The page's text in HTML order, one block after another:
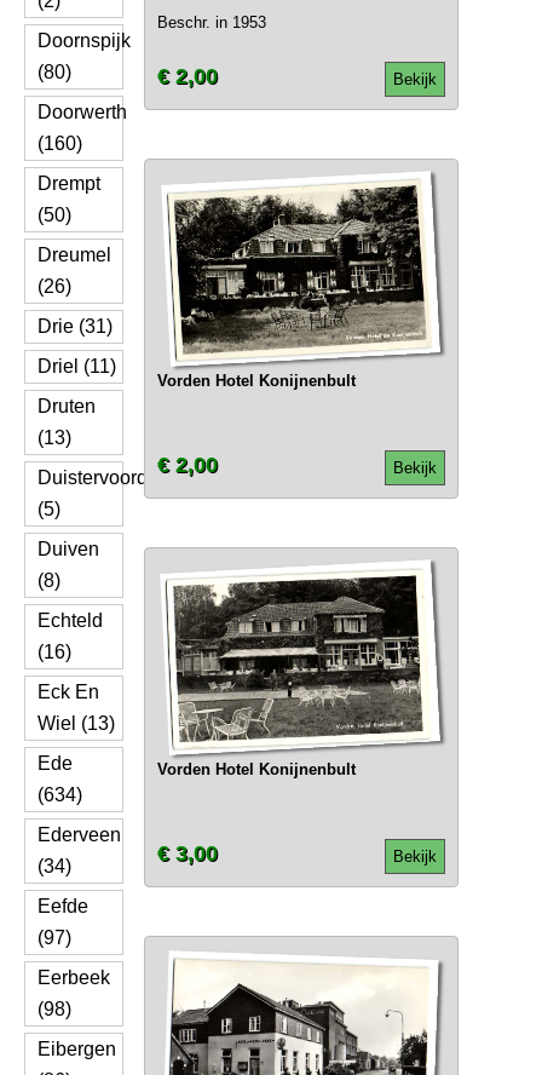
Doornspijk
(80)
Doorwerth
(160)
Drempt
(50)
Dreumel
(26)
Drie (31)
Driel (11)
Druten
(13)
Duistervoorde
(5)
Duiven
(8)
Echteld
(16)
Eck En
Wiel (13)
Ede
(634)
Ederveen
(34)
Eefde
(97)
Eerbeek
(98)
Eibergen
Beschr. in 1953
Bekijk
€ 2,00
Vorden Hotel Konijnenbult
Bekijk
€ 2,00
Vorden Hotel Konijnenbult
Bekijk
€ 3,00